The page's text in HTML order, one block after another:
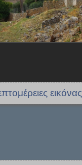
εικόνας